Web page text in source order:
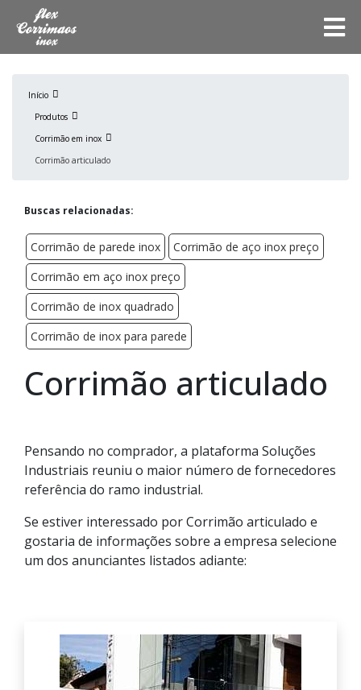
Início
Produtos
Corrimão em inox
Corrimão articulado
Buscas relacionadas:
Corrimão de parede inox
Corrimão de aço inox preço
Corrimão em aço inox preço
Corrimão de inox quadrado
Corrimão de inox para parede
Corrimão articulado
Pensando no comprador, a plataforma Soluções
Industriais reuniu o maior número de fornecedores
referência do ramo industrial.
Se estiver interessado por Corrimão articulado e
gostaria de informações sobre a empresa selecione
um dos anunciantes listados adiante: